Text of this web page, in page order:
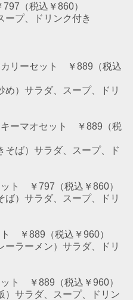
（税込￥860）
プ、ドリンク付き
リーセット ￥889（税込
ラダ、スープ、ドリ
ーマオセット ￥889（税
サラダ、スープ、ド
ト ￥797（税込￥860）
ラダ、スープ、ドリ
￥889（税込￥960）
メン）サラダ、ドリ
ト ￥889（税込￥960）
ダ、スープ、ドリン